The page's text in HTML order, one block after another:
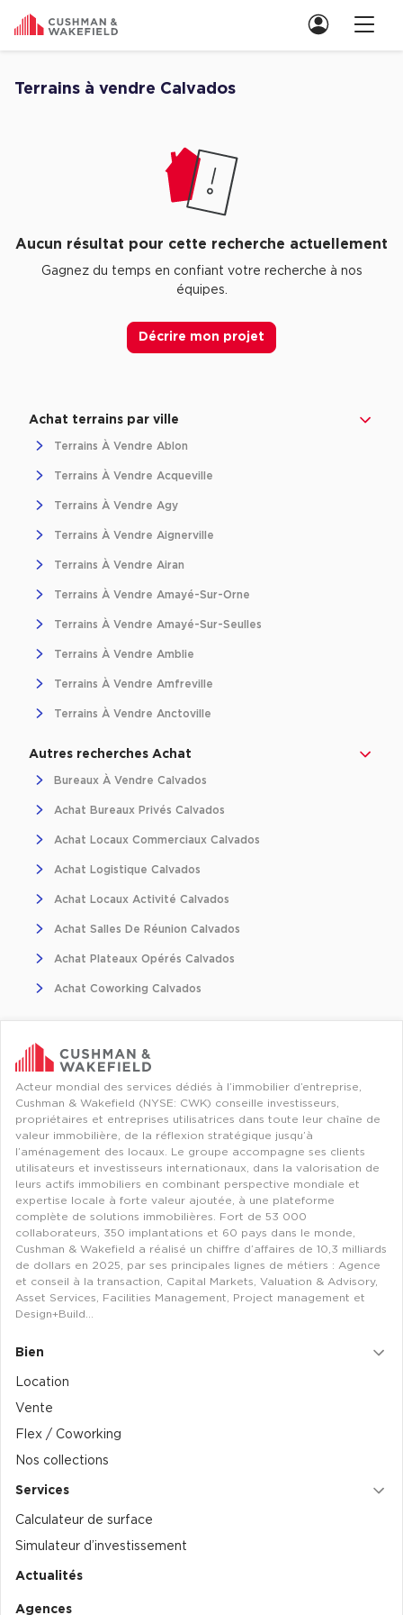
Location de Bureaux à Paris
Location de Bureaux à Lyon
Achat de Bureaux à Paris
Achat de Bureaux à Rennes
Haussmanniens
Achat d'Entrepôts / Activités
Achat d'Entrepôts / Activités en Ille-et-Vilaine
Achat d'Entrepôts / Activités à Lyon
Achat d'Entrepôts / Activités à Toulouse
Achat d'Entrepôts / Activités à Dijon
Collections d'Entrepôts / Activités
Entrepôts et Locaux d'activités indépendants
Entrepôts et Locaux d'activités avec quai de
Entrepôts et Locaux d'activités - Programmes neufs
Location de plateformes Logistique à Le Havre
Achat de plateformes Logistique
Achat de plateformes Logistique en Bretagne
Achat de plateformes Logistique à Lyon
Achat de plateformes Logistique à Marseille
Achat de plateformes Logistique à Dijon
Nous contacter
Terrains à vendre Calvados
Aucun résultat pour cette recherche actuellement
Gagnez du temps en confiant votre recherche à nos
équipes.
Décrire mon projet
Achat terrains par ville
Terrains À Vendre Ablon
Terrains À Vendre Acqueville
Terrains À Vendre Agy
Terrains À Vendre Aignerville
Terrains À Vendre Airan
Terrains À Vendre Amayé-Sur-Orne
Terrains À Vendre Amayé-Sur-Seulles
Terrains À Vendre Amblie
Terrains À Vendre Amfreville
Terrains À Vendre Anctoville
Autres recherches Achat
Bureaux À Vendre Calvados
Achat Bureaux Privés Calvados
Achat Locaux Commerciaux Calvados
Achat Logistique Calvados
Achat Locaux Activité Calvados
Achat Salles De Réunion Calvados
Achat Plateaux Opérés Calvados
Achat Coworking Calvados
Acteur mondial des services dédiés à l’immobilier d’entreprise,
Cushman & Wakefield (NYSE: CWK) conseille investisseurs,
propriétaires et entreprises utilisatrices dans toute leur chaîne de
valeur immobilière, de la réflexion stratégique jusqu’à
l’aménagement des locaux. Le groupe accompagne ses clients
utilisateurs et investisseurs internationaux, dans la valorisation de
leurs actifs immobiliers en combinant perspective mondiale et
expertise locale à forte valeur ajoutée, à une plateforme
complète de solutions immobilières. Fort de 53 000
collaborateurs, 350 implantations et 60 pays dans le monde,
Cushman & Wakefield a réalisé un chiffre d’affaires de 10,3 milliards
de dollars en 2025, par ses principales lignes de métiers : Agence
et conseil à la transaction, Capital Markets, Valuation & Advisory,
Asset Services, Facilities Management, Project management et
Design+Build…
Bien
Location
Vente
Flex / Coworking
Nos collections
Services
Calculateur de surface
Simulateur d’investissement
Actualités
Agences